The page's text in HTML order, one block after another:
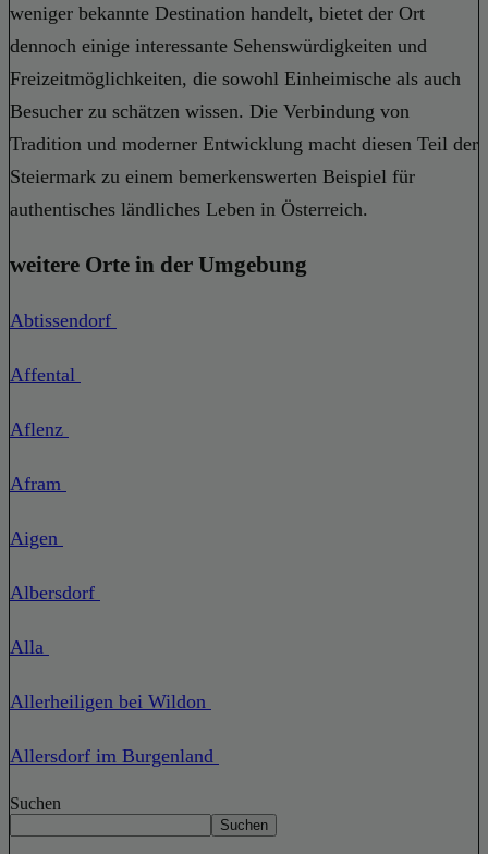
weniger bekannte Destination handelt, bietet der Ort
dennoch einige interessante Sehenswürdigkeiten und
Freizeitmöglichkeiten, die sowohl Einheimische als auch
Besucher zu schätzen wissen. Die Verbindung von
Tradition und moderner Entwicklung macht diesen Teil der
Steiermark zu einem bemerkenswerten Beispiel für
authentisches ländliches Leben in Österreich.
weitere Orte in der Umgebung
Abtissendorf
Affental
Aflenz
Afram
Aigen
Albersdorf
Alla
Allerheiligen bei Wildon
Allersdorf im Burgenland
Suchen
Suchen